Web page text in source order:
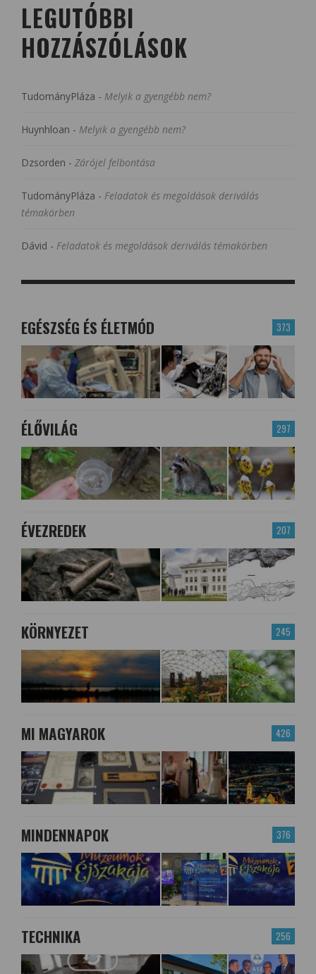
LEGUTÓBBI
HOZZÁSZÓLÁSOK
TudományPláza - Melyik a gyengébb nem?
Huynhloan - Melyik a gyengébb nem?
Dzsorden - Zárójel felbontása
TudományPláza - Feladatok és megoldások deriválás
témakörben
Dávid - Feladatok és megoldások deriválás témakörben
373
EGÉSZSÉG ÉS ÉLETMÓD
297
ÉLŐVILÁG
207
ÉVEZREDEK
245
KÖRNYEZET
426
MI MAGYAROK
376
MINDENNAPOK
256
TECHNIKA